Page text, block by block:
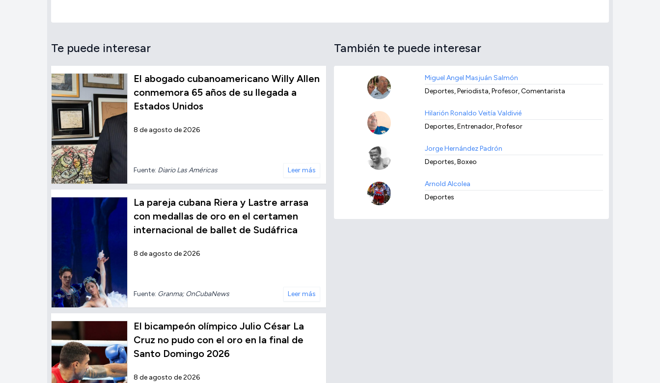
Te puede interesar
El abogado cubanoamericano Willy Allen
conmemora 65 años de su llegada a
Estados Unidos
8 de agosto de 2026
Fuente: Diario Las Américas Leer más
La pareja cubana Riera y Lastre arrasa
con medallas de oro en el certamen
internacional de ballet de Sudáfrica
8 de agosto de 2026
Fuente: Granma; OnCubaNews Leer más
El bicampeón olímpico Julio César La
Cruz no pudo con el oro en la final de
Santo Domingo 2026
8 de agosto de 2026
También te puede interesar
Miguel Angel Masjuán Salmón
Deportes, Periodista, Profesor, Comentarista
Hilarión Ronaldo Veitía Valdivié
Deportes, Entrenador, Profesor
Jorge Hernández Padrón
Deportes, Boxeo
Arnold Alcolea
Deportes